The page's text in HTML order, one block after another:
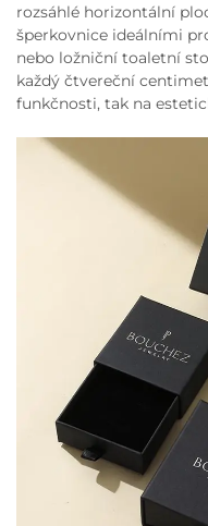
rozsáhlé horizontální
šperkovnice ideálními
nebo ložniční toaletní
každý čtvereční
funkčnosti, tak na